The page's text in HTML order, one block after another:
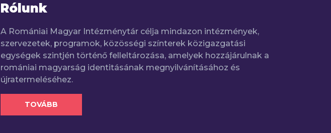
Rólunk
A Romániai Magyar Intézménytár célja mindazon intézmények,
szervezetek, programok, közösségi színterek közigazgatási
egységek szintjén történő felleltározása, amelyek hozzájárulnak a
romániai magyarság identitásának megnyilvánításához és
újratermeléséhez.
TOVÁBB